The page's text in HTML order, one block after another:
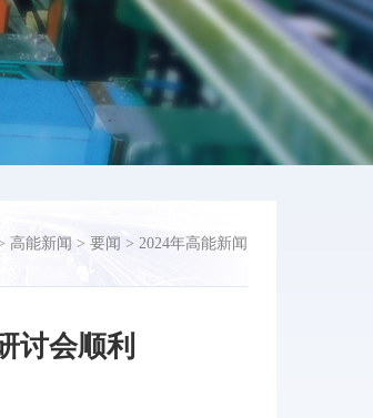
高能新闻 > 要闻 > 2024年高能新闻
讨会顺利